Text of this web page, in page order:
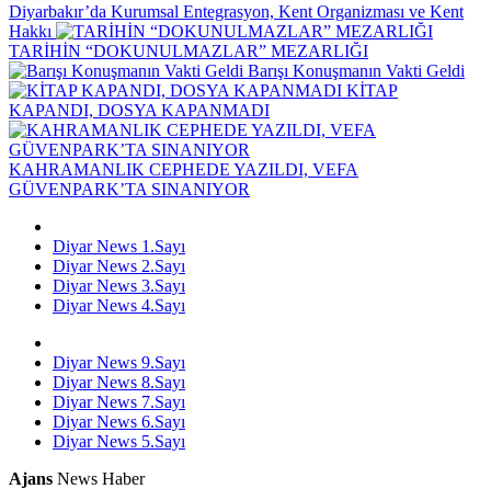
Diyarbakır’da Kurumsal Entegrasyon, Kent Organizması ve Kent
Hakkı
TARİHİN “DOKUNULMAZLAR” MEZARLIĞI
Barışı Konuşmanın Vakti Geldi
KİTAP
KAPANDI, DOSYA KAPANMADI
KAHRAMANLIK CEPHEDE YAZILDI, VEFA
GÜVENPARK’TA SINANIYOR
Diyar News 1.Sayı
Diyar News 2.Sayı
Diyar News 3.Sayı
Diyar News 4.Sayı
Diyar News 9.Sayı
Diyar News 8.Sayı
Diyar News 7.Sayı
Diyar News 6.Sayı
Diyar News 5.Sayı
Ajans News Haber